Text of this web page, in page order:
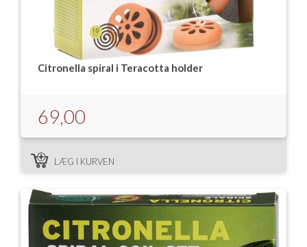
Citronella spiral i Teracotta holder
69,00
LÆG I KURVEN